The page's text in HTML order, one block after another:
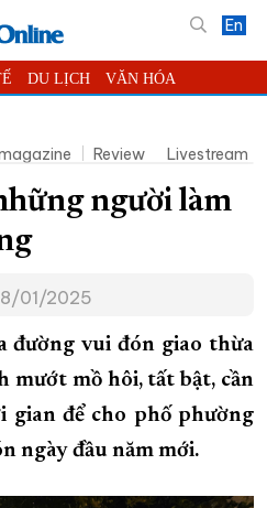
En
DU LỊCH VĂN HÓA
LUẬT BẠN ĐỌC PHÓNG SỰ
ĐỌC BÁO ONLINE
CÁO
LỊCH CẮT ĐIỆN
PHÁT TRIỂN TỈNH KHÁNH HÒA
Review Livestream
người làm
01/2025
đường vui đón giao thừa
mướt mồ hôi, tất bật, cần
gian để cho phố phường
ngày đầu năm mới.